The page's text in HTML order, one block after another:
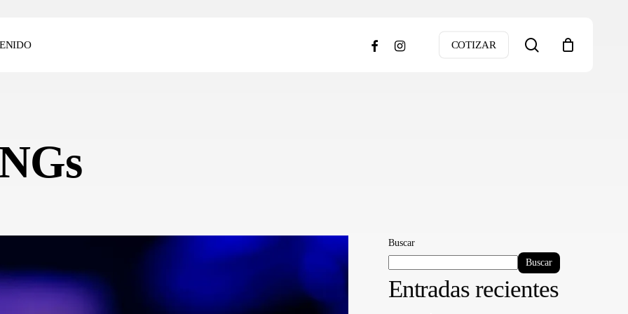
COTIZAR search
facebookinstagram
Buscar
Buscar
Entradas recientes